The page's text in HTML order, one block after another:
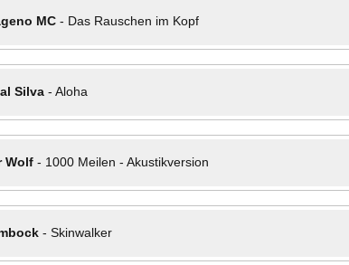
MC- Das Rauschen im Kopf
Silva- Aloha
Wolf- 1000 Meilen - Akustikversion
- Skinwalker